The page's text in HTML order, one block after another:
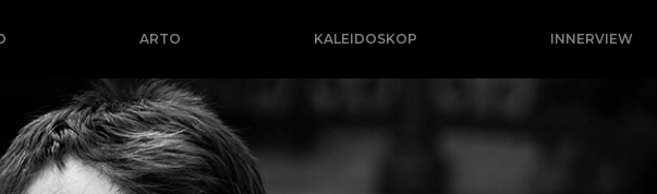
ARTO KALEIDOSKOP INNERVIEW